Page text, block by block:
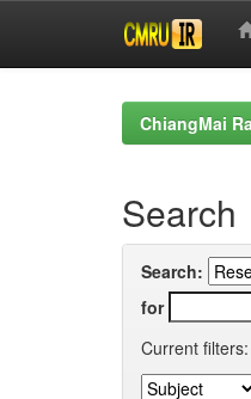
ChiangMai
Search
Search:
for
Current filters: